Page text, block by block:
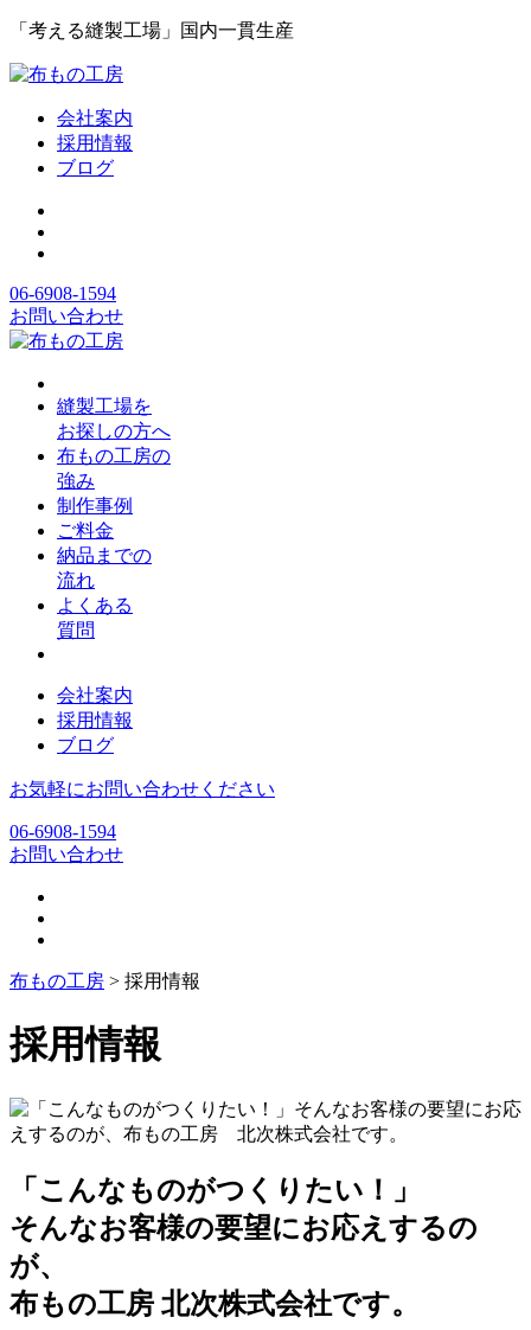
「考える縫製工場」国内一貫生産
会社案内
採用情報
ブログ
06-6908-1594
お問い合わせ
縫製工場を
お探しの方へ
布もの工房の
強み
制作事例
ご料金
納品までの
流れ
よくある
質問
会社案内
採用情報
ブログ
お気軽にお問い合わせください
06-6908-1594
お問い合わせ
布もの工房 > 採用情報
採用情報
「こんなものがつくりたい！」
そんなお客様の要望にお応えするの
が、
布もの工房 北次株式会社です。